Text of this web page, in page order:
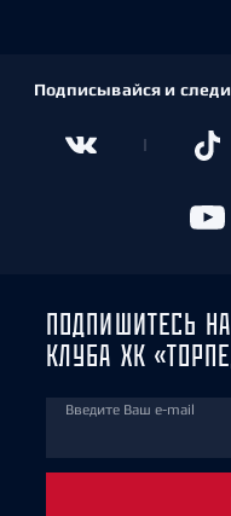
Подписывайся и следи
ПОДПИШИТЕСЬ
КЛУБА ХК
Введите Ваш e-mail